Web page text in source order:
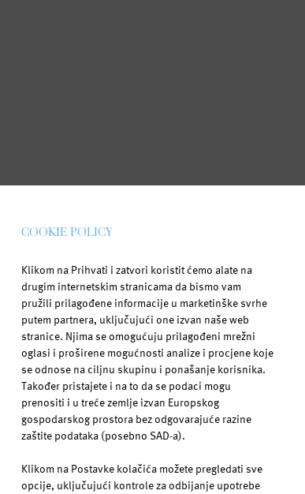
COOKIE POLICY
Klikom na Prihvati i zatvori koristit ćemo alate na
drugim internetskim stranicama da bismo vam
pružili prilagođene informacije u marketinške svrhe
putem partnera, uključujući one izvan naše web
stranice. Njima se omogućuju prilagođeni mrežni
oglasi i proširene mogućnosti analize i procjene koje
se odnose na ciljnu skupinu i ponašanje korisnika.
Također pristajete i na to da se podaci mogu
prenositi i u treće zemlje izvan Europskog
gospodarskog prostora bez odgovarajuće razine
zaštite podataka (posebno SAD-a).
Klikom na Postavke kolačića možete pregledati sve
opcije, uključujući kontrole za odbijanje upotrebe